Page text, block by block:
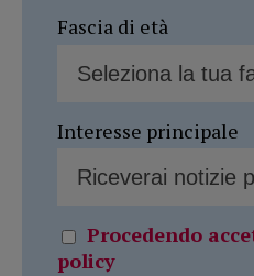
Fascia di età
Interesse principale
Procedendo
policy